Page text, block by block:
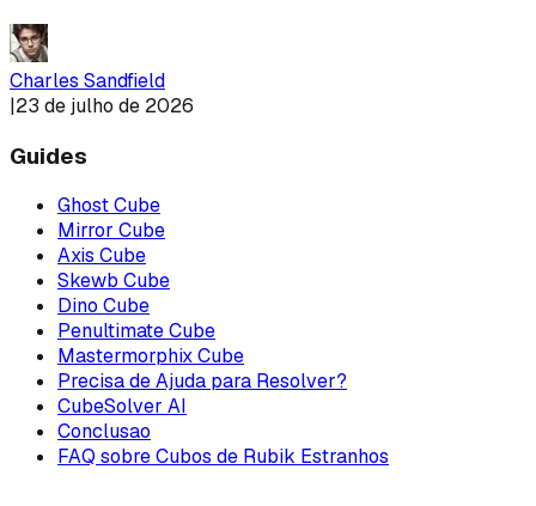
Charles Sandfield
|23 de julho de 2026
Guides
Ghost Cube
Mirror Cube
Axis Cube
Skewb Cube
Dino Cube
Penultimate Cube
Mastermorphix Cube
Precisa de Ajuda para Resolver?
CubeSolver AI
Conclusao
FAQ sobre Cubos de Rubik Estranhos